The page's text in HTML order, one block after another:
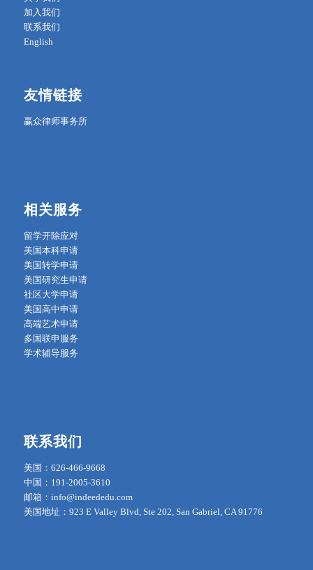
加入我们
联系我们
English
友情链接
赢众律师事务所
相关服务
留学开除应对
美国本科申请
美国转学申请
美国研究生申请
社区大学申请
美国高中申请
高端艺术申请
多国联申服务
学术辅导服务
联系我们
美国：626-466-9668
中国：191-2005-3610
邮箱：info@indeededu.com
美国地址：923 E Valley Blvd, Ste 202, San Gabriel, CA 91776